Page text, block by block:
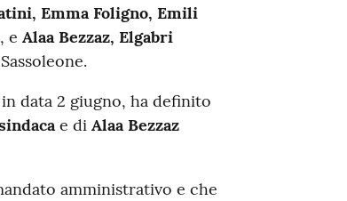
Emma Foligno, Emili
e Alaa Bezzaz, Elgabri
data 2 giugno, ha definito
e di Alaa Bezzaz
amministrativo e che